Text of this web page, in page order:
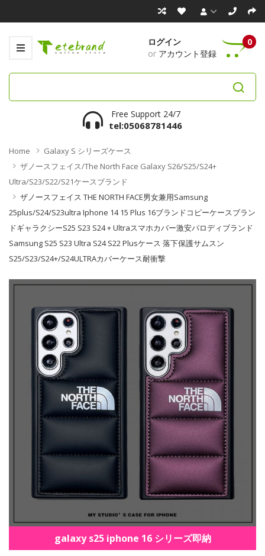
ログイン
or アカウント登録
0
Free Support 24/7
tel:05068781446
Home
Galaxy S シリーズケース
ザノースフェイス/the North Face Galaxy S26/s25/s24+
Ultra/s23/s22/s21ケースブランド
ザノースフェイス THE NORTH FACE男女兼用samsung
25plus/s24/s23ultra Iphone 14 15 Plus 16ブランドコピーケースブラン
ドギャラクシーs25 S23 S24 + Ultraスマホカバー激安パロディブランド
Samsung S25 S23 Ultra S24 S22 Plusケース 落下保護サムスン
S25/S23/S24+/S24ULTRAカバーケース耐衝撃
galaxy s25 iphone 16 シリーズ即納